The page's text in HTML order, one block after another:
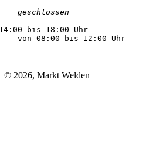
geschlossen
Freitag:		von 08:00 bis 12:00 Uhr
| © 2026, Markt Welden